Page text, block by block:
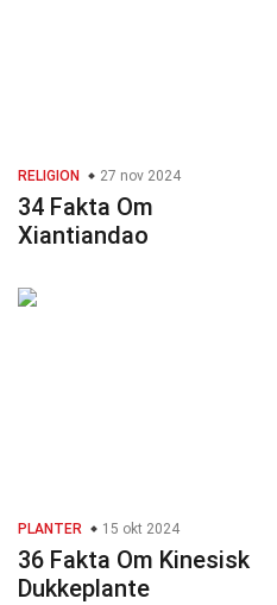
RELIGION 27 nov 2024
34 Fakta Om
Xiantiandao
PLANTER 15 okt 2024
36 Fakta Om Kinesisk
Dukkeplante